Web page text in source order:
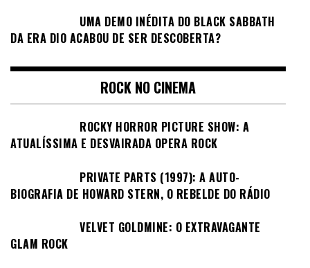
UMA DEMO INÉDITA DO BLACK SABBATH
DA ERA DIO ACABOU DE SER DESCOBERTA?
ROCK NO CINEMA
ROCKY HORROR PICTURE SHOW: A
ATUALÍSSIMA E DESVAIRADA OPERA ROCK
PRIVATE PARTS (1997): A AUTO-
BIOGRAFIA DE HOWARD STERN, O REBELDE DO RÁDIO
VELVET GOLDMINE: O EXTRAVAGANTE
GLAM ROCK